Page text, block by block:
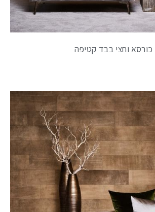
כורסא וחצי בבד קטיפה